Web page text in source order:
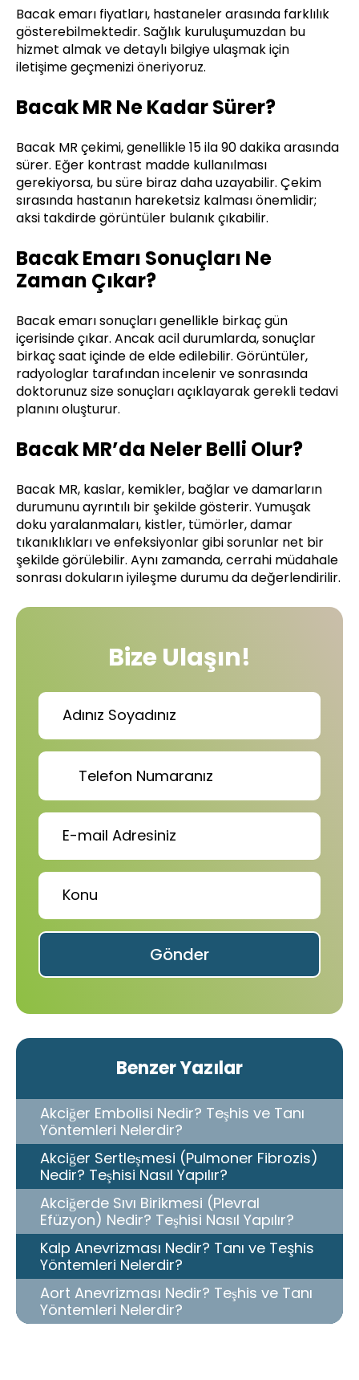
Bacak emarı fiyatları, hastaneler arasında farklılık
gösterebilmektedir. Sağlık kuruluşumuzdan bu
hizmet almak ve detaylı bilgiye ulaşmak için
iletişime geçmenizi öneriyoruz.
Bacak MR Ne Kadar Sürer?
Bacak MR çekimi, genellikle 15 ila 90 dakika arasında
sürer. Eğer kontrast madde kullanılması
gerekiyorsa, bu süre biraz daha uzayabilir. Çekim
sırasında hastanın hareketsiz kalması önemlidir;
aksi takdirde görüntüler bulanık çıkabilir.
Bacak Emarı Sonuçları Ne
Zaman Çıkar?
Bacak emarı sonuçları genellikle birkaç gün
içerisinde çıkar. Ancak acil durumlarda, sonuçlar
birkaç saat içinde de elde edilebilir. Görüntüler,
radyologlar tarafından incelenir ve sonrasında
doktorunuz size sonuçları açıklayarak gerekli tedavi
planını oluşturur.
Bacak MR’da Neler Belli Olur?
Bacak MR, kaslar, kemikler, bağlar ve damarların
durumunu ayrıntılı bir şekilde gösterir. Yumuşak
doku yaralanmaları, kistler, tümörler, damar
tıkanıklıkları ve enfeksiyonlar gibi sorunlar net bir
şekilde görülebilir. Aynı zamanda, cerrahi müdahale
sonrası dokuların iyileşme durumu da değerlendirilir.
Bize Ulaşın!
Gönder
Benzer Yazılar
Akciğer Embolisi Nedir? Teşhis ve Tanı
Yöntemleri Nelerdir?
Akciğer Sertleşmesi (Pulmoner Fibrozis)
Nedir? Teşhisi Nasıl Yapılır?
Akciğerde Sıvı Birikmesi (Plevral
Efüzyon) Nedir? Teşhisi Nasıl Yapılır?
Kalp Anevrizması Nedir? Tanı ve Teşhis
Yöntemleri Nelerdir?
Aort Anevrizması Nedir? Teşhis ve Tanı
Yöntemleri Nelerdir?